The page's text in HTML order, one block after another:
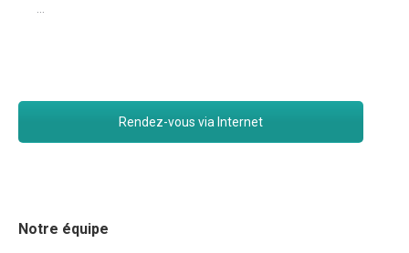
...
Rendez-vous via Internet
Notre équipe